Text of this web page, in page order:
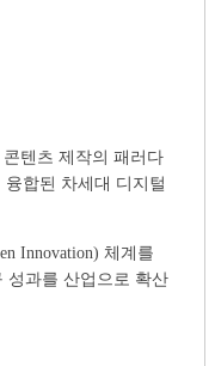
텐츠 제작의 패러다
합된 차세대 디지털
Innovation) 체계를
성과를 산업으로 확산